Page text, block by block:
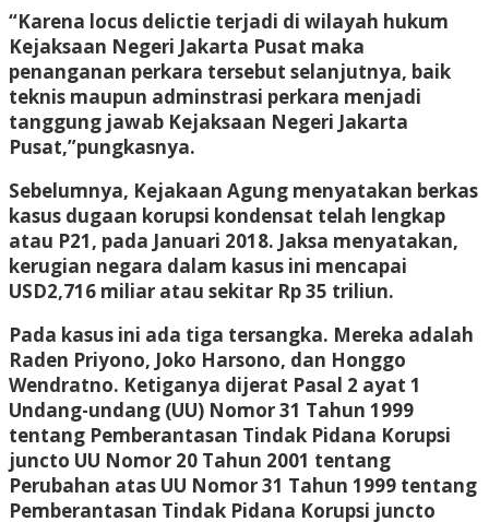
“Karena locus delictie terjadi di wilayah hukum
Kejaksaan Negeri Jakarta Pusat maka
penanganan perkara tersebut selanjutnya, baik
teknis maupun adminstrasi perkara menjadi
tanggung jawab Kejaksaan Negeri Jakarta
Pusat,”pungkasnya.
Sebelumnya, Kejakaan Agung menyatakan berkas
kasus dugaan korupsi kondensat telah lengkap
atau P21, pada Januari 2018. Jaksa menyatakan,
kerugian negara dalam kasus ini mencapai
USD2,716 miliar atau sekitar Rp 35 triliun.
Pada kasus ini ada tiga tersangka. Mereka adalah
Raden Priyono, Joko Harsono, dan Honggo
Wendratno. Ketiganya dijerat Pasal 2 ayat 1
Undang-undang (UU) Nomor 31 Tahun 1999
tentang Pemberantasan Tindak Pidana Korupsi
juncto UU Nomor 20 Tahun 2001 tentang
Perubahan atas UU Nomor 31 Tahun 1999 tentang
Pemberantasan Tindak Pidana Korupsi juncto